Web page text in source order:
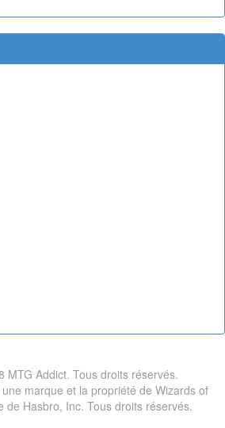
MTG Addict. Tous droits réservés.
marque et la propriété de Wizards of
de Hasbro, Inc. Tous droits réservés.